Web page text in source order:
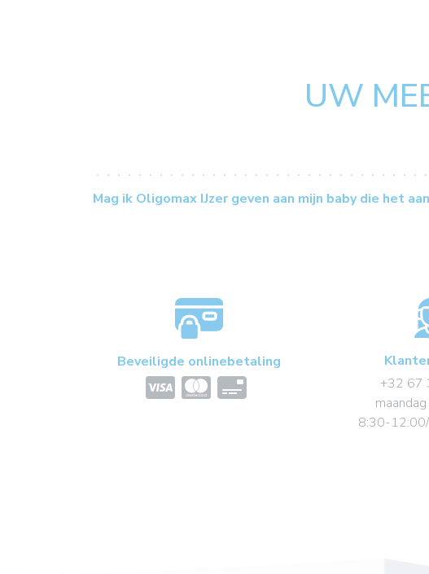
UW
Mag ik Oligomax IJzer geven aan mijn baby die het
Beveiligde onlinebetaling
+32 67
8:30-